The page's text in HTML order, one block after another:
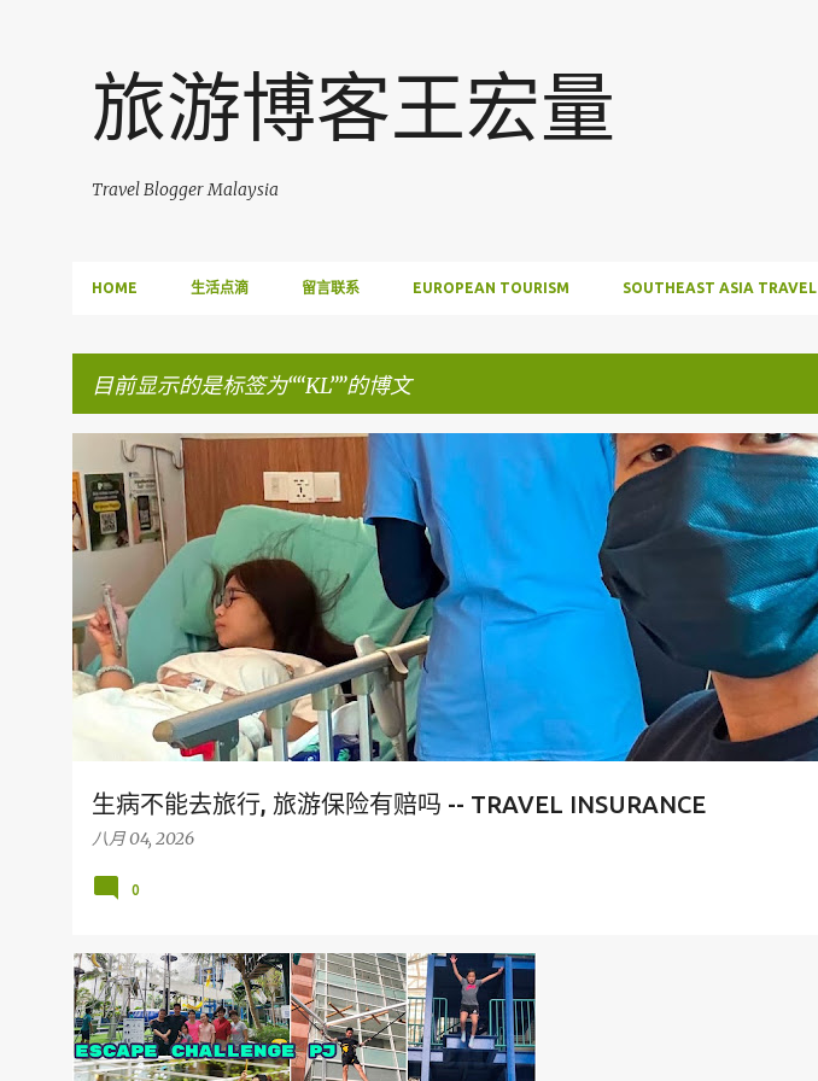
旅游博客王宏量
Travel Blogger Malaysia
HOME 生活点滴 留言联系 EUROPEAN TOURISM SOUTHEAST ASIA TRAVEL
目前显示的是标签为“ KL ”的博文
博
文
生病不能去旅行, 旅游保险有赔吗 -- TRAVEL INSURANCE
八月 04, 2026
FACEBOOK POST
0
KL